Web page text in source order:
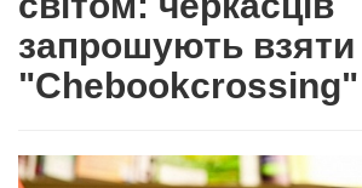
запрошують взяти
"Chebookcrossing"